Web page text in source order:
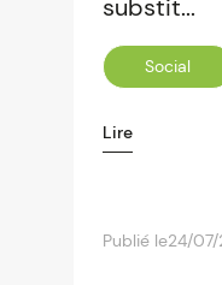
substit...
Social
Lire
Publié le24/